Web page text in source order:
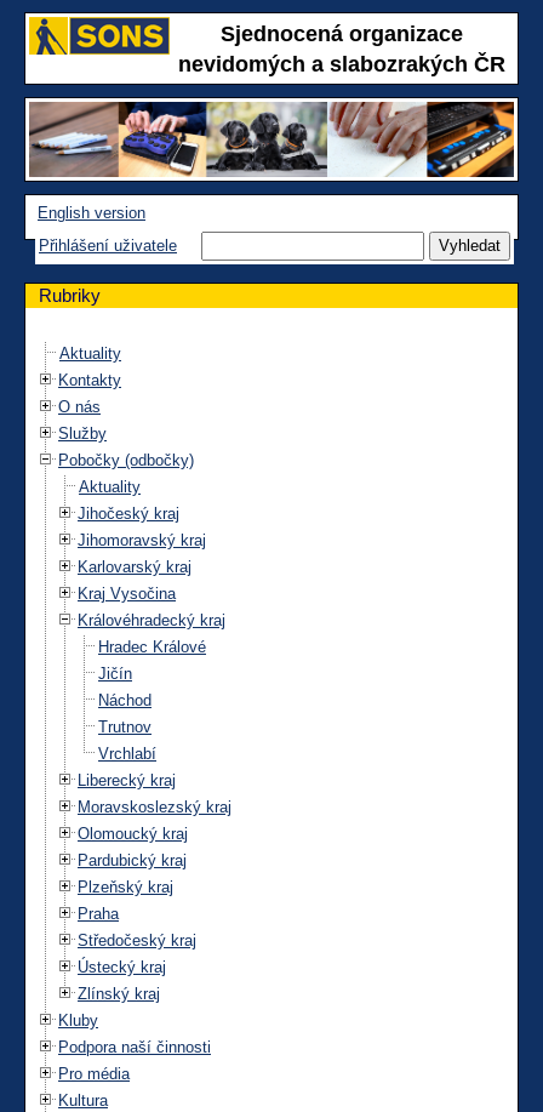
Sjednocená organizace
nevidomých a slabozrakých ČR
English version
Přihlášení uživatele
Rubriky
Aktuality
Kontakty
O nás
Služby
Pobočky (odbočky)
Aktuality
Jihočeský kraj
Jihomoravský kraj
Karlovarský kraj
Kraj Vysočina
Královéhradecký kraj
Hradec Králové
Jičín
Náchod
Trutnov
Vrchlabí
Liberecký kraj
Moravskoslezský kraj
Olomoucký kraj
Pardubický kraj
Plzeňský kraj
Praha
Středočeský kraj
Ústecký kraj
Zlínský kraj
Kluby
Podpora naší činnosti
Pro média
Kultura